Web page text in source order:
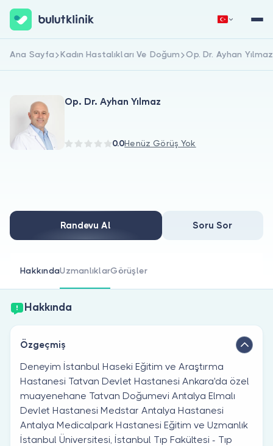
Doktorlar için
Doktor musunuz?
Hemen Kaydol Giriş Yap
Ana Sayfa Kadın Hastalıkları Ve Doğum Op. Dr. Ayhan Yılmaz
Op. Dr. Ayhan Yılmaz
0.0Henüz Görüş Yok
Randevu Al Soru Sor
HakkındaUzmanlıklarGörüşler
Hakkında
Özgeçmiş
Deneyim İstanbul Haseki Eğitim ve Araştırma
Hastanesi Tatvan Devlet Hastanesi Ankara'da özel
muayenehane Tatvan Doğumevi Antalya Elmalı
Devlet Hastanesi Medstar Antalya Hastanesi
Antalya Medicalpark Hastanesi Eğitim ve Uzmanlık
İstanbul Üniversitesi, İstanbul Tıp Fakültesi - Tıp